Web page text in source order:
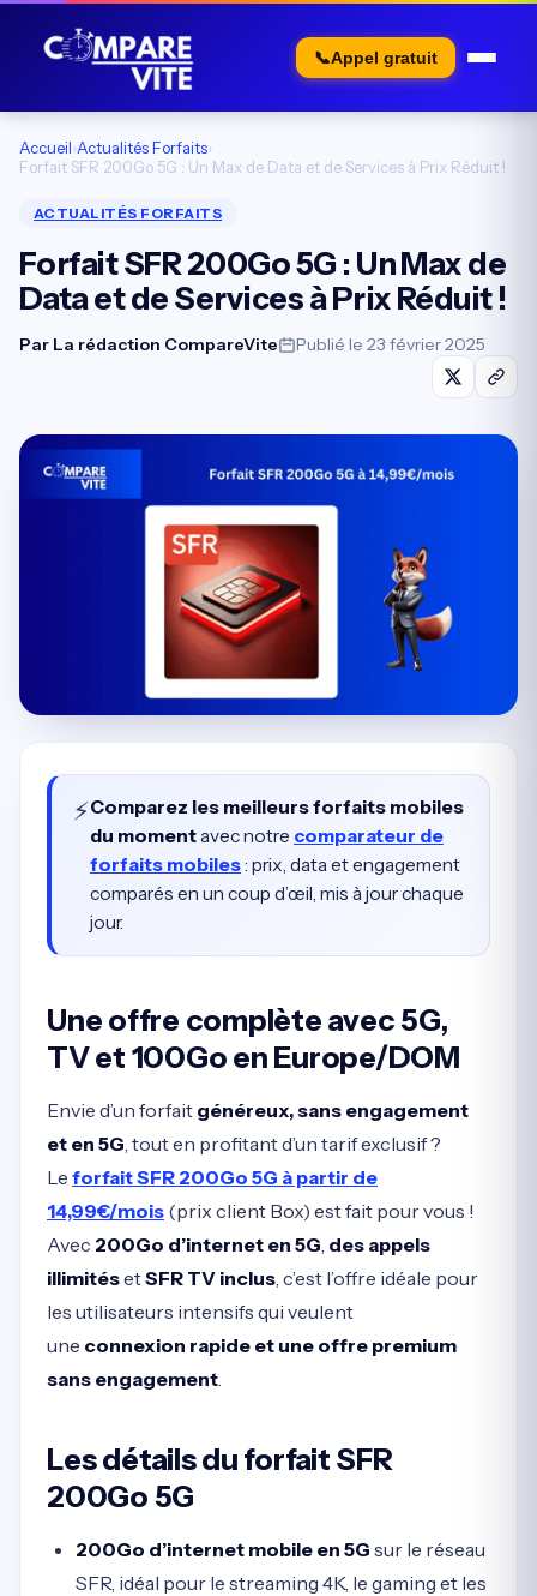
📞Appel gratuit
Accueil›Actualités Forfaits›
Forfait SFR 200Go 5G : Un Max de Data et de Services à Prix Réduit !
ACTUALITÉS FORFAITS
Forfait SFR 200Go 5G : Un Max de
Data et de Services à Prix Réduit !
Par La rédaction CompareVite Publié le 23 février 2025
⚡Comparez les meilleurs forfaits mobiles
du momentavec notre comparateur de
forfaits mobiles: prix, data et engagement
comparés en un coup d’œil, mis à jour chaque
jour.
Une offre complète avec 5G,
TV et 100Go en Europe/DOM
Envie d’un forfait généreux, sans engagement
et en 5G , tout en profitant d’un tarif exclusif ?
Le forfait SFR 200Go 5G à partir de
14,99€/mois (prix client Box) est fait pour vous !
Avec 200Go d’internet en 5G des appels
illimitésetSFR TV inclus , c’est l’offre idéale pour
les utilisateurs intensifs qui veulent
une connexion rapide et une offre premium
sans engagement
Les détails du forfait SFR
200Go 5G
200Go d’internet mobile en 5G sur le réseau
SFR, idéal pour le streaming 4K, le gaming et les